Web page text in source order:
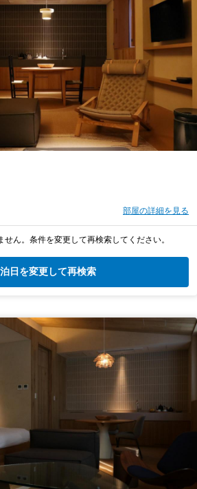
部屋の詳細を見る
ん。条件を変更して再検索してください。
日を変更して再検索